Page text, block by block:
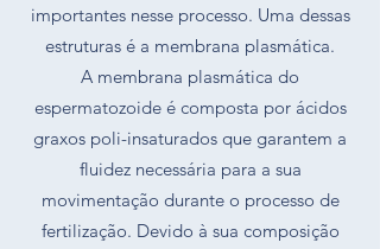
importantes nesse processo. Uma dessas
estruturas é a membrana plasmática.
A membrana plasmática do
espermatozoide é composta por ácidos
graxos poli-insaturados que garantem a
fluidez necessária para a sua
movimentação durante o processo de
fertilização. Devido à sua composição